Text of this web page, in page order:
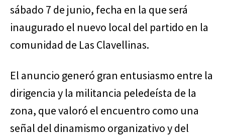
sábado 7 de junio, fecha en la que será
inaugurado el nuevo local del partido en la
comunidad de Las Clavellinas.
El anuncio generó gran entusiasmo entre la
dirigencia y la militancia peledeísta de la
zona, que valoró el encuentro como una
señal del dinamismo organizativo y del